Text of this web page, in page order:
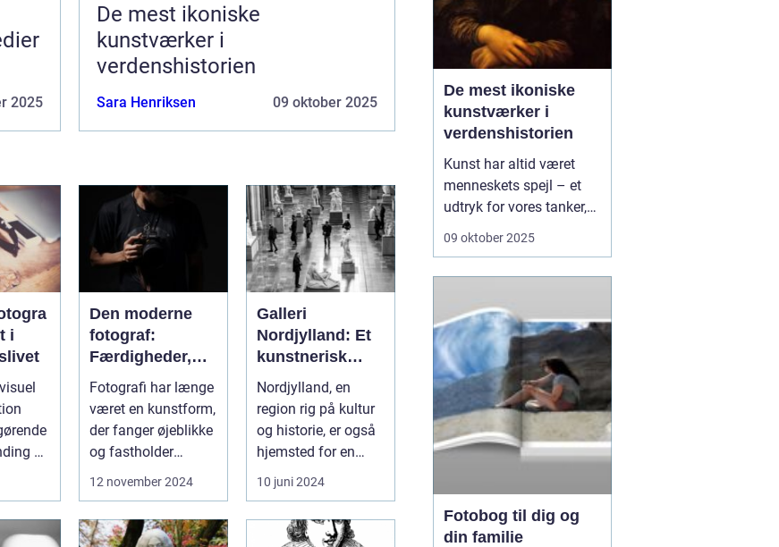
2025
De mest ikoniske
kunstværker i
verdenshistorien
Sara Henriksen 09 oktober 2025
i
og
Den moderne
fotograf:
Færdigheder,
teknik og
kreativitet
Fotografi har længe
været en kunstform,
der fanger øjeblikke
og fastholder
minder. I dag, mere
12 november 2024
Galleri
Nordjylland: Et
kunstnerisk
epicenter i det
danske
landskab
Nordjylland, en
region rig på kultur
og historie, er også
hjemsted for en
spirende
kunstscene. Regio...
10 juni 2024
De mest ikoniske
kunstværker i
verdenshistorien
Kunst har altid været
menneskets spejl – et
udtryk for vores tanker,
tro, følelser og drømme.
kunstværker fungeret
som både historiske
dokumenter o...
09 oktober 2025
Fotobog til dig og
din familie